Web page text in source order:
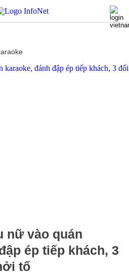
nữ vào quán
ép tiếp khách, 3
tố